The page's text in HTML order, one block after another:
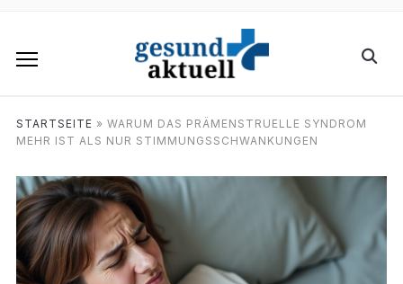
STARTSEITE » WARUM DAS PRÄMENSTRUELLE SYNDROM
MEHR IST ALS NUR STIMMUNGSSCHWANKUNGEN